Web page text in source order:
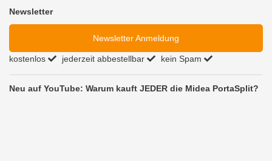
Newsletter
Newsletter Anmeldung
kostenlos jederzeit abbestellbar kein Spam
Neu auf YouTube: Warum kauft JEDER die Midea PortaSplit?